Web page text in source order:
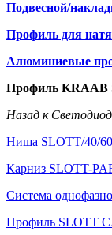
Подвесной/
Профиль для
Алюминиевые
Профиль KRAAB
Назад к
Ниша SLOTT/40/
Карниз SLOTT-
Система
Профиль SLOTT